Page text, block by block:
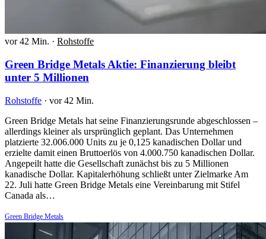
vor 42 Min. · Rohstoffe
Green Bridge Metals Aktie: Finanzierung bleibt
unter 5 Millionen
Rohstoffe · vor 42 Min.
Green Bridge Metals hat seine Finanzierungsrunde abgeschlossen –
allerdings kleiner als ursprünglich geplant. Das Unternehmen
platzierte 32.006.000 Units zu je 0,125 kanadischen Dollar und
erzielte damit einen Bruttoerlös von 4.000.750 kanadischen Dollar.
Angepeilt hatte die Gesellschaft zunächst bis zu 5 Millionen
kanadische Dollar. Kapitalerhöhung schließt unter Zielmarke Am
22. Juli hatte Green Bridge Metals eine Vereinbarung mit Stifel
Canada als…
Green Bridge Metals